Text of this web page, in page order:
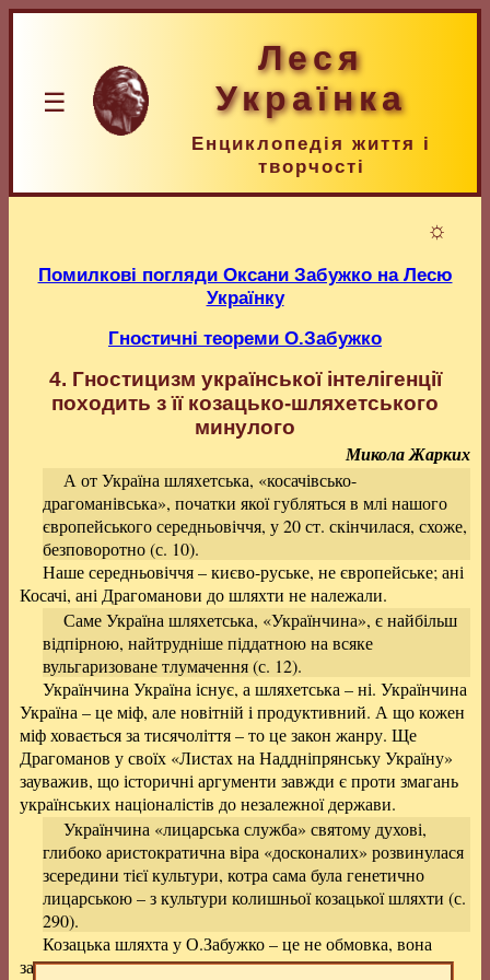
☰
Леся
Українка
Енциклопедія життя і
творчості
☼
Помилкові погляди Оксани Забужко на Лесю
Українку
Гностичні теореми О.Забужко
4. Гностицизм української інтелігенції
походить з її козацько-шляхетського
минулого
Микола Жарких
А от Україна шляхетська, «косачівсько-
драгоманівська», початки якої губляться в млі нашого
європейського середньовіччя, у 20 ст. скінчилася, схоже,
безповоротно (с. 10).
Наше середньовіччя – києво-руське, не європейське; ані
Косачі, ані Драгоманови до шляхти не належали.
Саме Україна шляхетська, «Українчина», є найбільш
відпірною, найтрудніше піддатною на всяке
вульгаризоване тлумачення (с. 12).
Українчина Україна існує, а шляхетська – ні. Українчина
Україна – це міф, але новітній і продуктивний. А що кожен
міф ховається за тисячоліття – то це закон жанру. Ще
Драгоманов у своїх «Листах на Наддніпрянську Україну»
зауважив, що історичні аргументи завжди є проти змагань
українських націоналістів до незалежної держави.
Українчина «лицарська служба» святому духові,
глибоко аристократична віра «досконалих» розвинулася
зсередини тієї культури, котра сама була генетично
лицарською – з культури колишньої козацької шляхти (с.
290).
Козацька шляхта у О.Забужко – це не обмовка, вона
залюбки вживає це сполучення як термін (с. 302 та ін.),